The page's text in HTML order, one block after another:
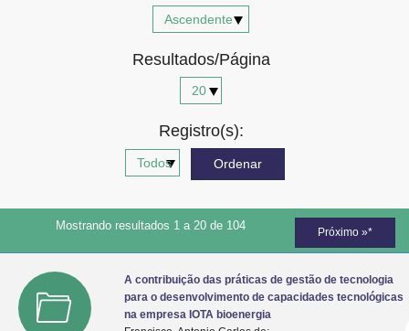
Resultados/Página
Registro(s):
Mostrando resultados 1 a 20 de 104 Próximo »*
A contribuição das práticas de gestão de tecnologia
para o desenvolvimento de capacidades tecnológicas
na empresa IOTA bioenergia